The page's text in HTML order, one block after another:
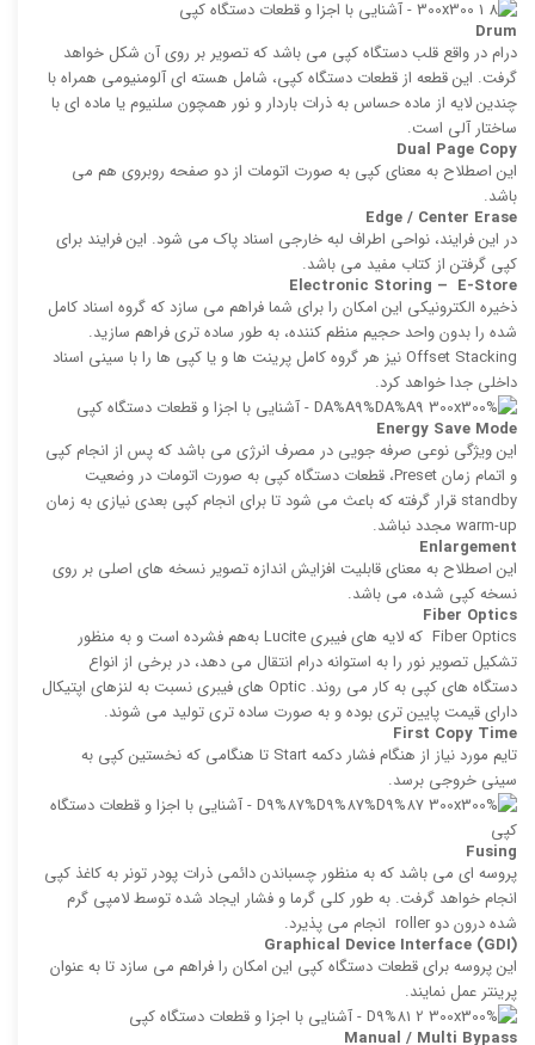
Drum
درام در واقع قلب دستگاه كپی می‌ باشد كه تصویر بر روی آن شكل خواهد
گرفت. این قطعه از قطعات دستگاه کپی، شامل هسته ای آلومنیومی همراه با
چندین لایه از ماده حساس به ذرات باردار و نور همچون سلنیوم یا ماده ای با
ساختار آلی است.
Dual Page Copy
این اصطلاح به معنای کپی به صورت اتومات از دو صفحه روبروی هم می
باشد.
Edge / Center Erase
در این فرایند، نواحی اطراف لبه خارجی اسناد پاک می شود. این فرایند برای
كپی گرفتن از كتاب مفید می باشد.
Electronic Storing – E-Store
ذخیره الكترونیكی این امکان را برای شما فراهم می سازد كه گروه اسناد كامل
‌شده را بدون واحد حجیم منظم‌ كننده، به طور ساده‌ تری فراهم سازید.
Offset Stacking نیز هر گروه كامل پرینت ‌ها و یا كپی‌ ها را با سینی اسناد
داخلی جدا خواهد کرد.
Energy Save Mode
این ویژگی نوعی صرفه‌ جویی در مصرف انرژی می باشد كه پس از انجام كپی
و اتمام زمان Preset، قطعات دستگاه كپی به صورت اتومات در وضعیت
standby قرار گرفته که باعث می‌ شود تا برای انجام كپی بعدی نیازی به زمان
warm-up مجدد نباشد.
Enlargement
این اصطلاح به معنای قابلیت افزایش اندازه تصویر نسخه های اصلی بر روی
نسخه كپی ‌شده، می باشد.
Fiber Optics
Fiber Optics كه لایه‌ های فیبری Lucite به‌هم ‌فشرده است و به منظور
تشكیل تصویر نور را به استوانه درام انتقال می دهد، در برخی از انواع
دستگاه های کپی به کار می روند. Optic های فیبری نسبت به لنزهای اپتیكال
دارای قیمت پایین تری بوده و به صورت ساده ‌تری تولید می‌ شوند.
First Copy Time
تایم مورد نیاز از هنگام فشار دكمه Start تا هنگامی كه نخستین كپی به
سینی خروجی برسد.
Fusing
پروسه ‌ای می باشد كه به منظور چسباندن دائمی ذرات پودر تونر به كاغذ كپی
انجام خواهد گرفت. به طور کلی گرما و فشار ایجاد شده توسط لامپی گرم‌
شده درون دو roller انجام می پذیرد.
(
Graphical Device Interface (GDI
این پروسه برای قطعات دستگاه كپی این امكان را فراهم می سازد تا به عنوان
پرینتر عمل نمایند.
Manual / Multi Bypass